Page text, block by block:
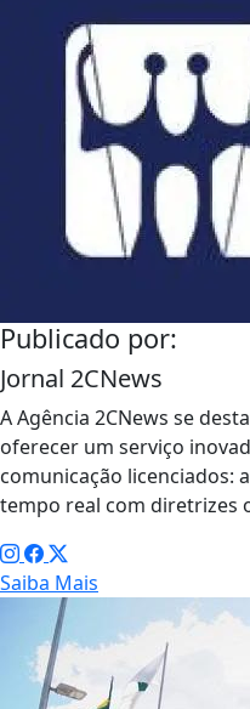
Publicado por:
Jornal 2CNews
A Agência 2CNews se
oferecer um serviço
comunicação licenciados:
tempo real com diretrizes
Saiba Mais